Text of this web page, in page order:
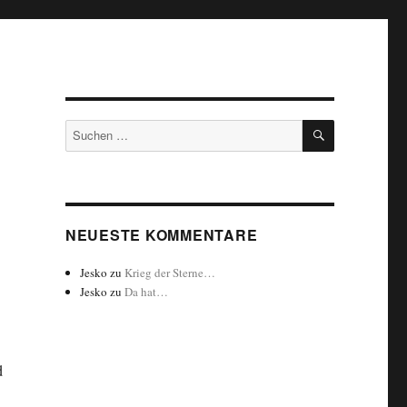
Suchen
nach:
SUCHEN
NEUESTE KOMMENTARE
Jesko zu Krieg der Sterne…
Jesko zuDa hat…